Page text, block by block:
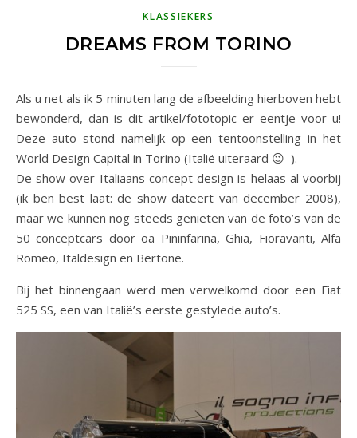
KLASSIEKERS
DREAMS FROM TORINO
Als u net als ik 5 minuten lang de afbeelding hierboven hebt
bewonderd, dan is dit artikel/fototopic er eentje voor u!
Deze auto stond namelijk op een tentoonstelling in het
World Design Capital in Torino (Italië uiteraard 😉 ).
De show over Italiaans concept design is helaas al voorbij
(ik ben best laat: de show dateert van december 2008),
maar we kunnen nog steeds genieten van de foto’s van de
50 conceptcars door oa Pininfarina, Ghia, Fioravanti, Alfa
Romeo, Italdesign en Bertone.
Bij het binnengaan werd men verwelkomd door een Fiat
525 SS, een van Italië’s eerste gestylede auto’s.